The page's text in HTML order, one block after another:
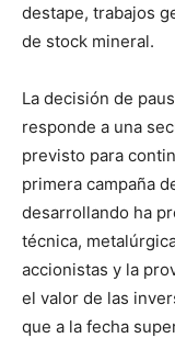
destape, trabajos
de stock mineral.
La decisión de
responde a una
previsto para
primera campaña
desarrollando ha
técnica,
accionistas y la
el valor de las
que a la fecha